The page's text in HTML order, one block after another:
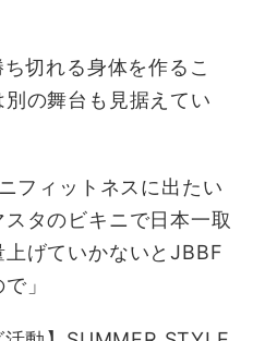
切れる身体を作るこ
の舞台も見据えてい
フィットネスに出たい
タのビキニで日本一取
げていかないとJBBF
」